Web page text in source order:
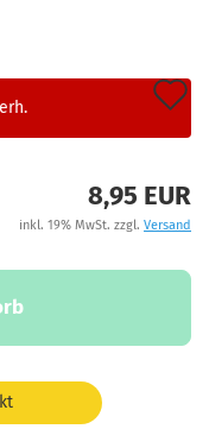
8,95 EUR
inkl. 19% MwSt. zzgl. Versand